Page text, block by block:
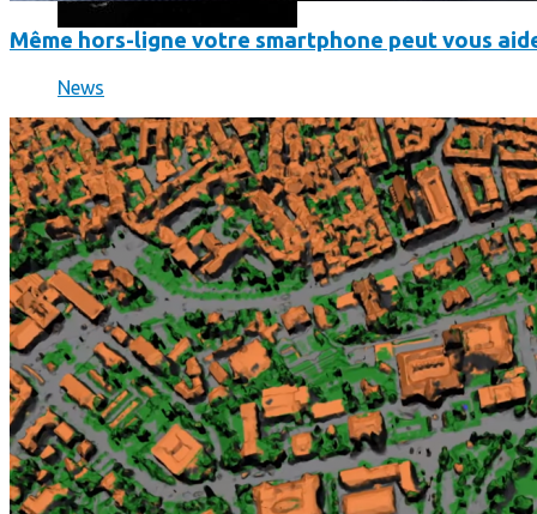
Même hors-ligne votre smartphone peut vous
News